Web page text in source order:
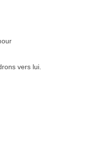
vers lui.